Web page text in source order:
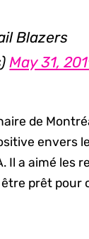
Blazers
May 31,
de
envers
Il a aimé les
prêt pour